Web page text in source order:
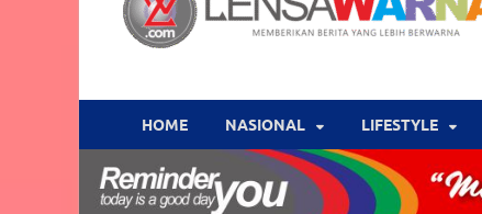
HOME NASIONAL ‎LIFESTYLE